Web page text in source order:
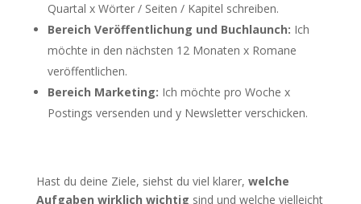
Quartal x Wörter / Seiten / Kapitel schreiben.
Bereich Veröffentlichung und Buchlaunch: Ich
möchte in den nächsten 12 Monaten x Romane
veröffentlichen.
Bereich Marketing: Ich möchte pro Woche x
Postings versenden und y Newsletter verschicken.
Hast du deine Ziele, siehst du viel klarer, welche
Aufgaben wirklich wichtig sind und welche vielleicht